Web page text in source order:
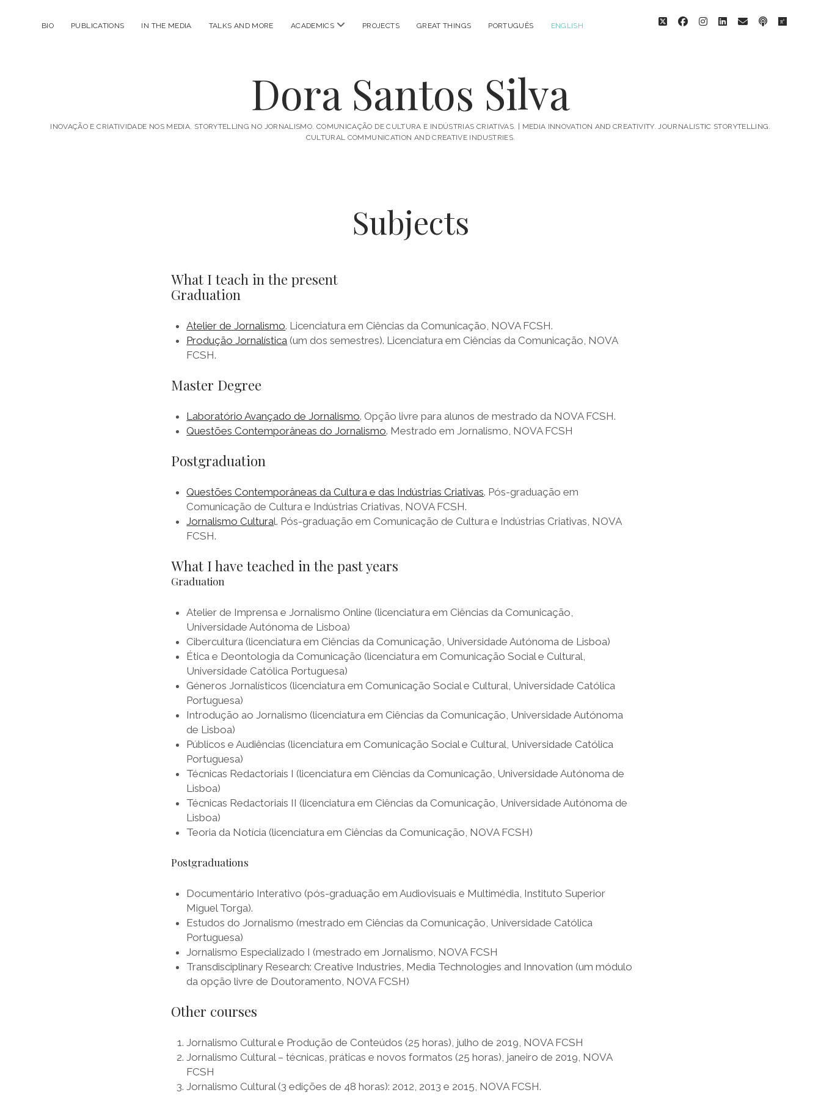
BIO PUBLICATIONS IN THE MEDIA TALKS AND MORE ACADEMICS open
PROJECTS GREAT THINGS PORTUGUÊS ENGLISH twitterfacebookinstagram
linkedin
emailpodcast
Dora Santos Silva
INOVAÇÃO E CRIATIVIDADE NOS MEDIA. STORYTELLING NO JORNALISMO. COMUNICAÇÃO DE CULTURA E INDÚSTRIAS CRIATIVAS. | MEDIA INNOVATION AND CREATIVITY. JOURNALISTIC STORYTELLING.
CULTURAL COMMUNICATION AND CREATIVE INDUSTRIES.
Subjects
What I teach in the present
Graduation
Atelier de Jornalismo. Licenciatura em Ciências da Comunicação, NOVA FCSH.
Produção Jornalística (um dos semestres). Licenciatura em Ciências da Comunicação, NOVA
FCSH.
Master Degree
Laboratório Avançado de Jornalismo. Opção livre para alunos de mestrado da NOVA FCSH.
Questões Contemporâneas do Jornalismo. Mestrado em Jornalismo, NOVA FCSH
Postgraduation
Questões Contemporâneas da Cultura e das Indústrias Criativas. Pós-graduação em
Comunicação de Cultura e Indústrias Criativas, NOVA FCSH.
Jornalismo Cultural. Pós-graduação em Comunicação de Cultura e Indústrias Criativas, NOVA
FCSH.
What I have teached in the past years
Graduation
Atelier de Imprensa e Jornalismo Online (licenciatura em Ciências da Comunicação,
Universidade Autónoma de Lisboa)
Cibercultura (licenciatura em Ciências da Comunicação, Universidade Autónoma de Lisboa)
Ética e Deontologia da Comunicação (licenciatura em Comunicação Social e Cultural,
Universidade Católica Portuguesa)
Géneros Jornalísticos (licenciatura em Comunicação Social e Cultural, Universidade Católica
Portuguesa)
Introdução ao Jornalismo (licenciatura em Ciências da Comunicação, Universidade Autónoma
de Lisboa)
Públicos e Audiências (licenciatura em Comunicação Social e Cultural, Universidade Católica
Portuguesa)
Técnicas Redactoriais I (licenciatura em Ciências da Comunicação, Universidade Autónoma de
Lisboa)
Técnicas Redactoriais II (licenciatura em Ciências da Comunicação, Universidade Autónoma de
Lisboa)
Teoria da Notícia (licenciatura em Ciências da Comunicação, NOVA FCSH)
Postgraduations
Documentário Interativo (pós-graduação em Audiovisuais e Multimédia, Instituto Superior
Miguel Torga).
Estudos do Jornalismo (mestrado em Ciências da Comunicação, Universidade Católica
Portuguesa)
Jornalismo Especializado I (mestrado em Jornalismo, NOVA FCSH
Transdisciplinary Research: Creative Industries, Media Technologies and Innovation (um módulo
da opção livre de Doutoramento, NOVA FCSH)
Other courses
Jornalismo Cultural e Produção de Conteúdos (25 horas), julho de 2019, NOVA FCSH
Jornalismo Cultural – técnicas, práticas e novos formatos (25 horas), janeiro de 2019, NOVA
FCSH
Jornalismo Cultural (3 edições de 48 horas): 2012, 2013 e 2015, NOVA FCSH.